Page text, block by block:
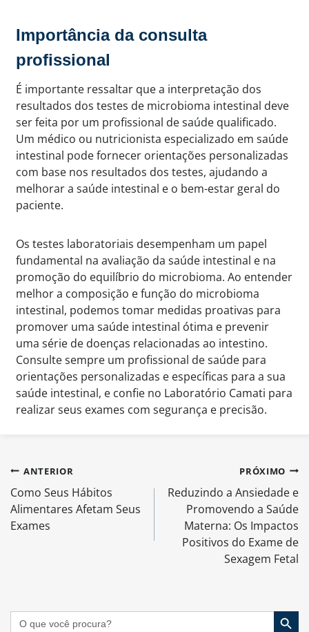
Importância da consulta
profissional
É importante ressaltar que a interpretação dos
resultados dos testes de microbioma intestinal deve
ser feita por um profissional de saúde qualificado.
Um médico ou nutricionista especializado em saúde
intestinal pode fornecer orientações personalizadas
com base nos resultados dos testes, ajudando a
melhorar a saúde intestinal e o bem-estar geral do
paciente.
Os testes laboratoriais desempenham um papel
fundamental na avaliação da saúde intestinal e na
promoção do equilíbrio do microbioma. Ao entender
melhor a composição e função do microbioma
intestinal, podemos tomar medidas proativas para
promover uma saúde intestinal ótima e prevenir
uma série de doenças relacionadas ao intestino.
Consulte sempre um profissional de saúde para
orientações personalizadas e específicas para a sua
saúde intestinal, e confie no Laboratório Camati para
realizar seus exames com segurança e precisão.
Navegação
de
Post
ANTERIOR
Como Seus Hábitos
Alimentares Afetam Seus
Exames
PRÓXIMO
Reduzindo a Ansiedade e
Promovendo a Saúde
Materna: Os Impactos
Positivos do Exame de
Sexagem Fetal
Search
for:
Search Button